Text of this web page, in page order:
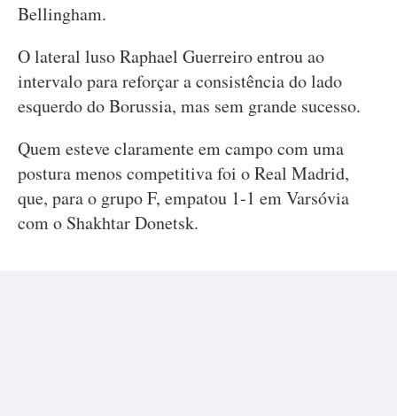
Bellingham.
O lateral luso Raphael Guerreiro entrou ao
intervalo para reforçar a consistência do lado
esquerdo do Borussia, mas sem grande sucesso.
Quem esteve claramente em campo com uma
postura menos competitiva foi o Real Madrid,
que, para o grupo F, empatou 1-1 em Varsóvia
com o Shakhtar Donetsk.